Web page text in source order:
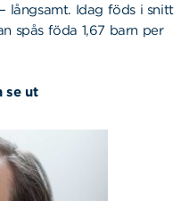
långsamt. Idag föds i snitt
spås föda 1,67 barn per
se ut